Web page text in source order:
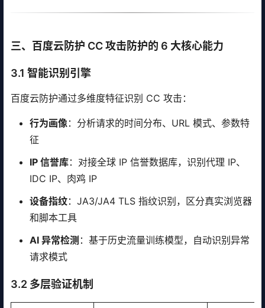
三、百度云防护 CC 攻击防护的 6 大核心能力
3.1 智能识别引擎
百度云防护通过多维度特征识别 CC 攻击：
行为画像 ：分析请求的时间分布、URL 模式、参数特
征
IP 信誉库：对接全球 IP 信誉数据库，识别代理 IP、
IDC IP、肉鸡 IP
设备指纹：JA3/JA4 TLS 指纹识别，区分真实浏览器
和脚本工具
AI 异常检测 ：基于历史流量训练模型，自动识别异常
请求模式
3.2 多层验证机制